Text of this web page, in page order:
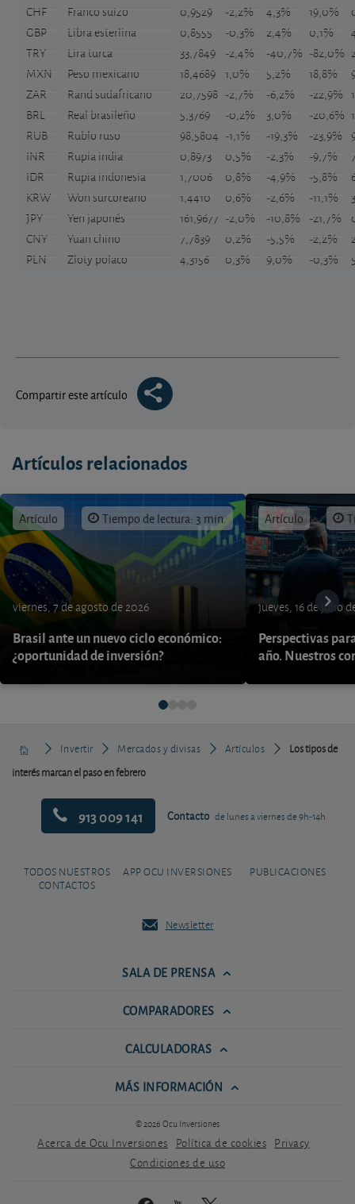
CHF
Franco suizo 0,9529 -2,2% 4,3% 19,0%
GBP
Libra esterlina 0,8555 -0,3% 2,4% 0,1%
TRY
Lira turca 33,7849 -2,4% -40,7% -82,0%
MXN
Peso mexicano 18,4689 1,0% 5,2% 18,8%
ZAR
Rand sudafricano 20,7598 -2,7% -6,2% -22,9%
BRL
Real brasileño 5,3769 -0,2% 3,0% -20,6%
RUB
Rublo ruso 98,5804 -1,1% -19,3% -23,9%
INR
Rupia india 0,8973 0,5% -2,3% -9,7%
IDR
Rupia indonesia 1,7006 0,8% -4,9% -5,8%
KRW
Won surcoreano 1,4410 0,6% -2,6% -11,1%
JPY
Yen japonés 161,9677 -2,0% -10,8% -21,7%
CNY
Yuan chino 7,7839 0,2% -5,5% -2,2%
PLN
Zloty polaco 4,3156 0,3% 9,0% -0,3%
Compartir este artículo
Artículos relacionados
Artículo Tiempo de lectura: 3 min.
viernes, 7 de agosto de 2026
Brasil ante un nuevo ciclo económico:
¿oportunidad de inversión?
Artículo
jueves, 16 de julio
Perspectivas
año. Nuestros
Invertir Mercados y divisas Artículos
Los tipos de
interés marcan el paso en febrero
913 009 141 Contacto de lunes a viernes de 9h-14h
TODOS NUESTROS
CONTACTOS
APP OCU INVERSIONES PUBLICACIONES
Newsletter
SALA DE PRENSA
COMPARADORES
CALCULADORAS
MÁS INFORMACIÓN
© 2026 Ocu Inversiones
Acerca de Ocu Inversiones Política de cookies Privacy
Condiciones de uso